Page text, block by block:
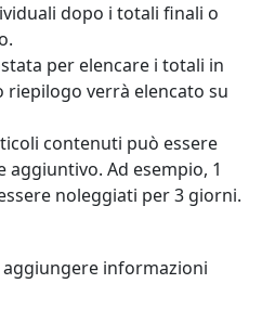
dopo i totali finali o
per elencare i totali in
verrà elencato su
contenuti può essere
Ad esempio, 1
noleggiati per 3 giorni.
informazioni